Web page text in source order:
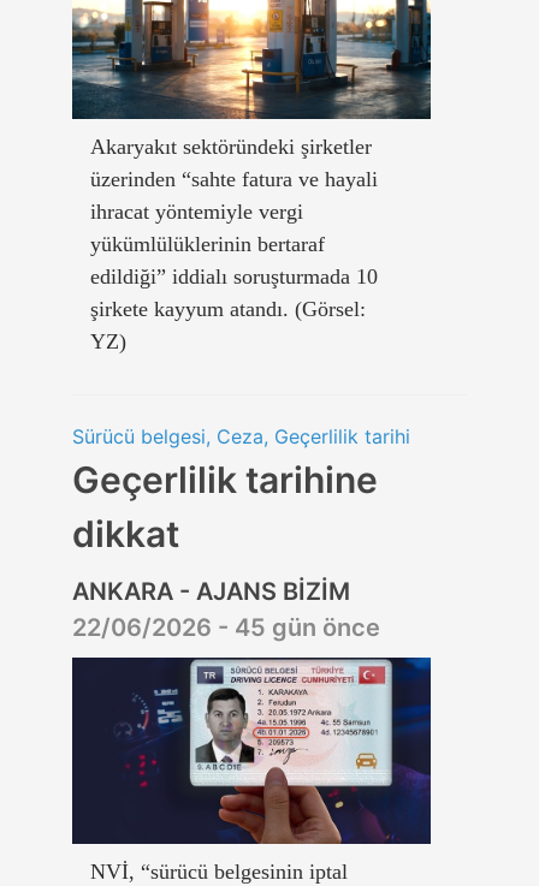
Akaryakıt sektöründeki şirketler
üzerinden “sahte fatura ve hayali
ihracat yöntemiyle vergi
yükümlülüklerinin bertaraf
edildiği” iddialı soruşturmada 10
şirkete kayyum atandı. (Görsel:
YZ)
Sürücü belgesi, Ceza, Geçerlilik tarihi
Geçerlilik tarihine
dikkat
ANKARA - AJANS BİZİM
22/06/2026 - 45 gün önce
NVİ, “sürücü belgesinin iptal